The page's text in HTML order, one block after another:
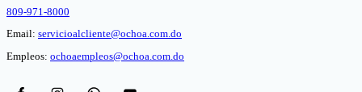
809-971-8000
Email: servicioalcliente@ochoa.com.do
Empleos: ochoaempleos@ochoa.com.do